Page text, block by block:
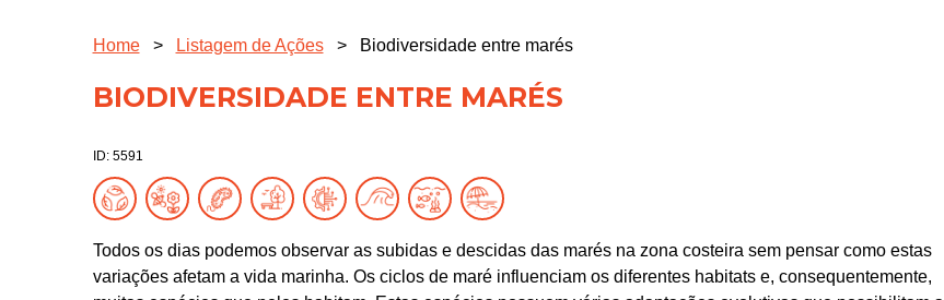
Home > Listagem de Ações > Biodiversidade entre marés
BIODIVERSIDADE ENTRE MARÉS
ID: 5591
Todos os dias podemos observar as subidas e descidas das marés na zona costeira sem pensar como estas
variações afetam a vida marinha. Os ciclos de maré influenciam os diferentes habitats e, consequentemente,